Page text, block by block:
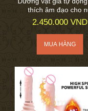
thích âm đạo cho
2.450.000 VND